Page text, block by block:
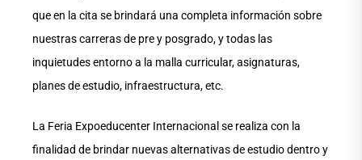
que en la cita se brindará una completa información sobre
nuestras carreras de pre y posgrado, y todas las
inquietudes entorno a la malla curricular, asignaturas,
planes de estudio, infraestructura, etc.
La Feria Expoeducenter Internacional se realiza con la
finalidad de brindar nuevas alternativas de estudio dentro y